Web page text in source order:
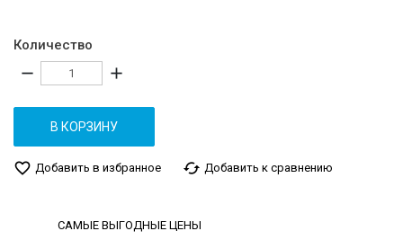
Количество
remove add
В КОРЗИНУ
favorite_border Добавить в избранное cached Добавить к сравнению
САМЫЕ ВЫГОДНЫЕ ЦЕНЫ